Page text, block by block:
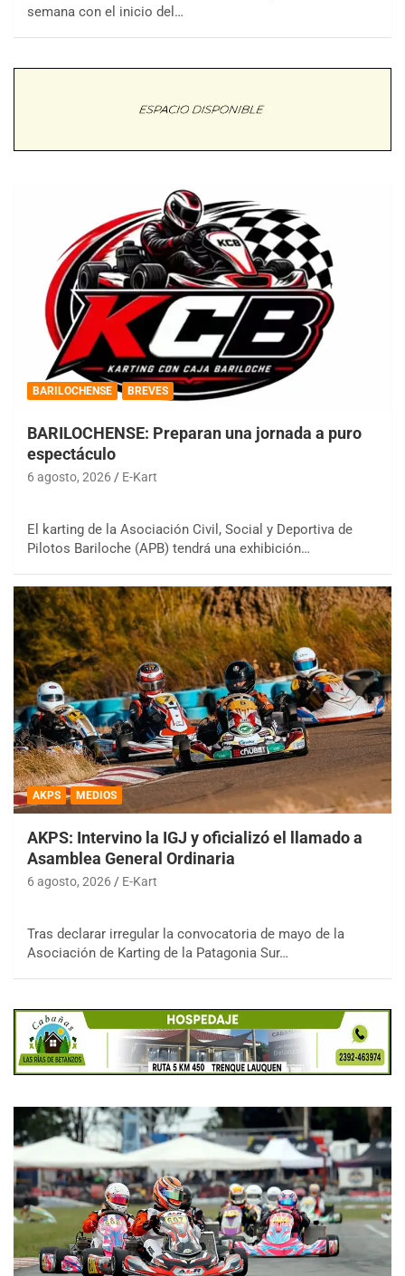
semana con el inicio del…
BARILOCHENSE BREVES
BARILOCHENSE: Preparan una jornada a puro
espectáculo
6 agosto, 2026 E-Kart
El karting de la Asociación Civil, Social y Deportiva de
Pilotos Bariloche (APB) tendrá una exhibición…
AKPS MEDIOS
AKPS: Intervino la IGJ y oficializó el llamado a
Asamblea General Ordinaria
6 agosto, 2026 E-Kart
Tras declarar irregular la convocatoria de mayo de la
Asociación de Karting de la Patagonia Sur…